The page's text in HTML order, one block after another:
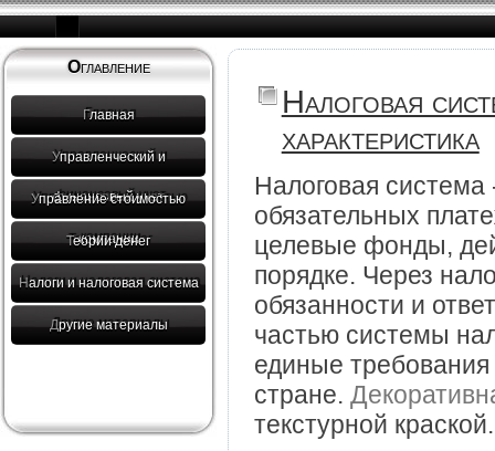
Оглавление
Главная
Управленческий и
финансовый учет
Управление стоимостью
компании
Теории денег
Налоги и налоговая система
Другие материалы
Налоговая
характеристика
Налоговая система
обязательных
целевые фонды,
порядке. Через
обязанности и
частью системы
единые
стране.
текстурной краской.